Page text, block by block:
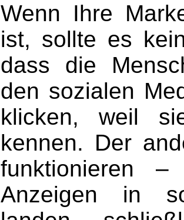
Wenn Ihre
ist, sollte es
dass die
den sozialen
klicken, weil
kennen. Der
funktionieren
Anzeigen in